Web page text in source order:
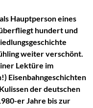
Hauptperson eines
hundert und
weiter verschönt.
Lektüre im
Eisenbahngeschichten
der deutschen
er Jahre bis zur